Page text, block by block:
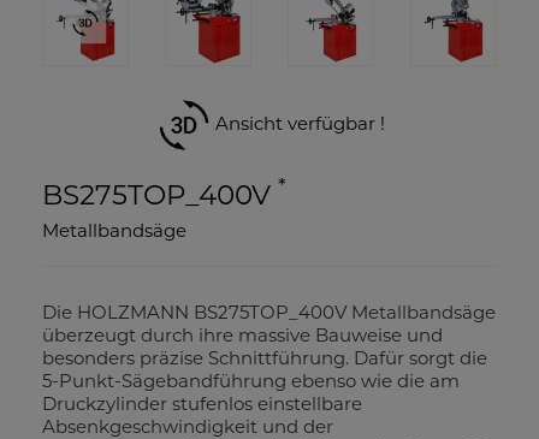
Ansicht verfügbar !
BS275TOP_400V *
Metallbandsäge
Die HOLZMANN BS275TOP_400V Metallbandsäge
überzeugt durch ihre massive Bauweise und
besonders präzise Schnittführung. Dafür sorgt die
5-Punkt-Sägebandführung ebenso wie die am
Druckzylinder stufenlos einstellbare
Absenkgeschwindigkeit und der